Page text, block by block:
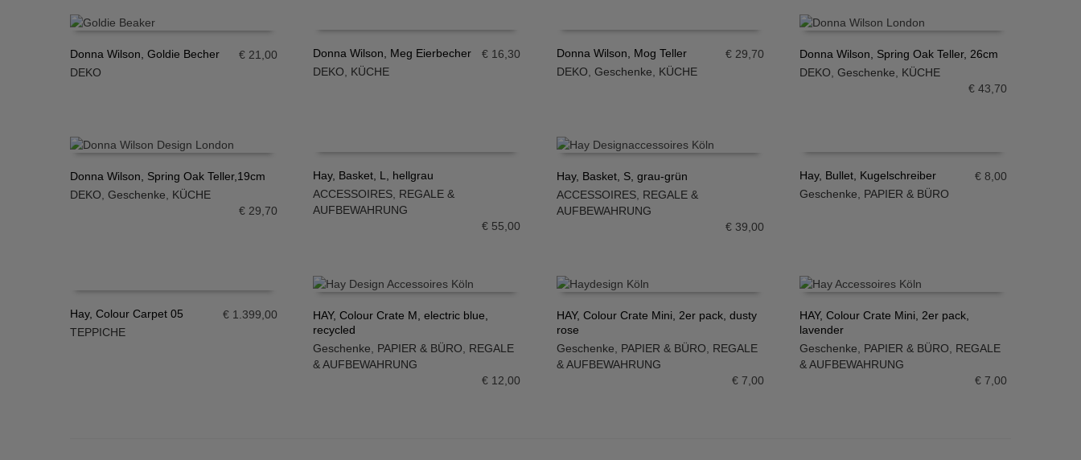
IN DEN WARENKORB
Donna Wilson, Goldie Becher
DEKO
€21,00
IN DEN WARENKORB
Donna Wilson, Meg Eierbecher
DEKO
KÜCHE
€ 16,30
IN DEN WARENKORB
Donna Wilson, Mog Teller
DEKO Geschenke KÜCHE
€29,70
IN DEN WARENKORB
Donna Wilson, Spring Oak Teller, 26cm
DEKO,Geschenke, KÜCHE
€ 43,70
IN DEN WARENKORB
Donna Wilson, Spring Oak Teller,19cm
DEKO, Geschenke, KÜCHE
€29,70
IN DEN WARENKORB
Hay, Basket, L, hellgrau
ACCESSOIRES REGALE &
AUFBEWAHRUNG
€ 55,00
IN DEN WARENKORB
Hay, Basket, S, grau-grün
ACCESSOIRES, REGALE &
AUFBEWAHRUNG
€39,00
IN DEN WARENKORB
Hay, Bullet, Kugelschreiber
Geschenke
PAPIER & BÜRO
€ 8,00
IN DEN WARENKORB
Hay, Colour Carpet 05
TEPPICHE
€1.399,00
HAY, Colour Crate M, electric blue,
recycled
Geschenke
PAPIER & BÜRO
REGALE
& AUFBEWAHRUNG
€ 12,00
HAY, Colour Crate Mini, 2er pack, dusty
rose
Geschenke
PAPIER & BÜRO
REGALE
& AUFBEWAHRUNG
€7,00
HAY, Colour Crate Mini, 2er pack,
lavender
Geschenke
PAPIER & BÜRO
REGALE
& AUFBEWAHRUNG
€ 7,00